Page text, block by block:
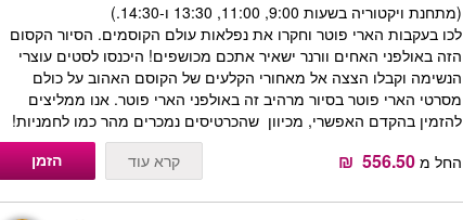
(מתחנת ויקטוריה בשעות 9:00, 11:00, 13:30 ו-14:30.)
לכו בעקבות הארי פוטר וחקרו את נפלאות עולם הקוסמים. הסיור הקסום
הזה באולפני האחים וורנר ישאיר אתכם מכושפים! היכנסו לסטים עוצרי
הנשימה וקבלו הצצה אל מאחורי הקלעים של הקוסם האהוב על כולם
מסרטי הארי פוטר בסיור מרהיב זה באולפני הארי פוטר. אנו ממליצים
להזמין בהקדם האפשרי, מכיוון שהכרטיסים נמכרים מהר כמו לחמניות!
החל מ ‏556.50 ‏ ₪ קרא עוד הזמן